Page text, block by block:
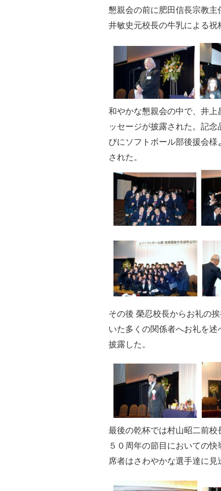
懇親会の前に肥田信長宗教
井敏史元校長の牛乳による
和やかな懇親会の中で、井
ッセージが披露された。記
びにソフトボール部後援会
された。
その後 榮忍校長からお礼の
いた多くの関係者へお礼を
披露した。
最後の乾杯では村山昭二前
５０周年の節目においての
席者はさわやかな選手達に